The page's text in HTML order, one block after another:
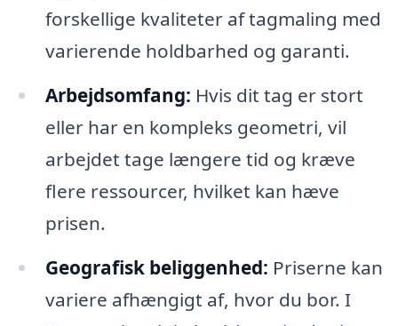
forskellige kvaliteter af tagmaling med
varierende holdbarhed og garanti.
Arbejdsomfang: Hvis dit tag er stort
eller har en kompleks geometri, vil
arbejdet tage længere tid og kræve
flere ressourcer, hvilket kan hæve
prisen.
Geografisk beliggenhed: Priserne kan
variere afhængigt af, hvor du bor. I